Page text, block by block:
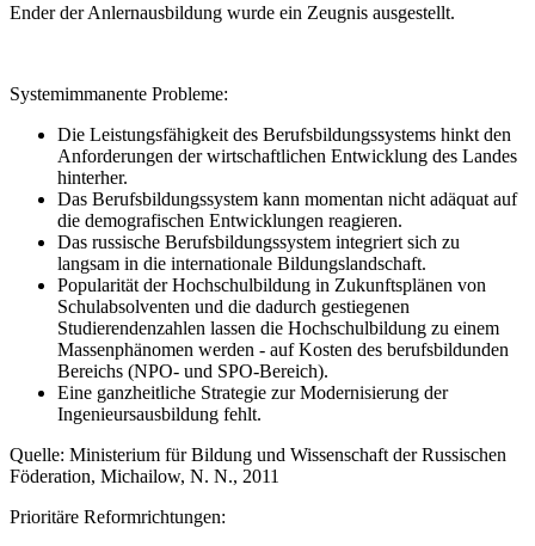
Ender der Anlernausbildung wurde ein Zeugnis ausgestellt.
Systemimmanente Probleme:
Die Leistungsfähigkeit des Berufsbildungssystems hinkt den
Anforderungen der wirtschaftlichen Entwicklung des Landes
hinterher.
Das Berufsbildungssystem kann momentan nicht adäquat auf
die demografischen Entwicklungen reagieren.
Das russische Berufsbildungssystem integriert sich zu
langsam in die internationale Bildungslandschaft.
Popularität der Hochschulbildung in Zukunftsplänen von
Schulabsolventen und die dadurch gestiegenen
Studierendenzahlen lassen die Hochschulbildung zu einem
Massenphänomen werden - auf Kosten des berufsbildunden
Bereichs (NPO- und SPO-Bereich).
Eine ganzheitliche Strategie zur Modernisierung der
Ingenieursausbildung fehlt.
Quelle: Ministerium für Bildung und Wissenschaft der Russischen
Föderation, Michailow, N. N., 2011
Prioritäre Reformrichtungen: